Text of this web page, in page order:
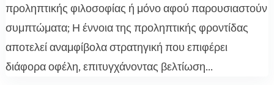
προληπτικής φιλοσοφίας ή μόνο αφού παρουσιαστούν
συμπτώματα; Η έννοια της προληπτικής φροντίδας
αποτελεί αναμφίβολα στρατηγική που επιφέρει
διάφορα οφέλη, επιτυγχάνοντας βελτίωση...